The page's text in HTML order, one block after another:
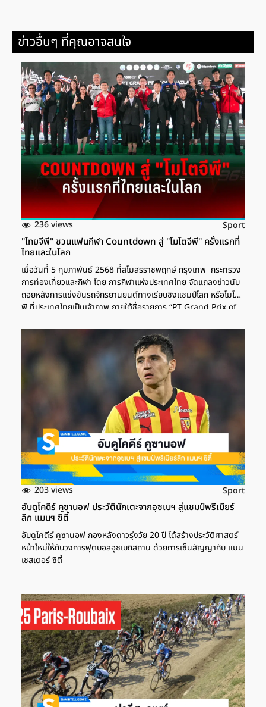
ข่าวอื่นๆ ที่คุณอาจสนใจ
236 views Sport
"ไทยจีพี" ชวนแฟนกีฬา Countdown สู่ "โมโตจีพี" ครั้งแรกที่
ไทยและในโลก
เมื่อวันที่ 5 กุมภาพันธ์ 2568 ที่สโมสรราชพฤกษ์ กรุงเทพ กระทรวง
การท่องเที่ยวและกีฬา โดย การกีฬาแห่งประเทศไทย จัดแถลงข่าวนับ
ถอยหลังการแข่งขันรถจักรยานยนต์ทางเรียบชิงแชมป์โลก หรือโมโตจี
พี ที่ประเทศไทยเป็นเจ้าภาพ ภายใต้ชื่อรายการ “PT Grand Prix of
สปอร์ตพรีเมียมที่มีผู้ชมมากกว่า 800 ล้านคนทั่วโลก ที่ไทยได้รับ
บทบาทสำคัญ คอนเทนต์แนะนำ "ไทยจีพี" พร้อมเปิดฤดูกาลโมโตจีพี
2025 บัตรแกรนด์สแตนด์ขายเกลี้ยงวันแรก "ไทยจีพี 2025" เปิด
ภาพ Key Visual สร้างไวรัลทั่วโลก โมโตจีพี สนามเปิดฤดูกาล ช่าง
ภาพพีพีทีวี "ไทยจีพี" ชวนแฟนกีฬา Countdown สู่ "โมโตจีพี" ครั้ง
แรกที่ไทยและในโลก ทั้งการแถลงเปิดฤดูกาล Season Premier ที่
One Bangkok กรุงเทพ […]
203 views Sport
อับดูโคดีร์ คูซานอฟ ประวัตินักเตะจากอุซเบฯ สู่แชมป์พรีเมียร์
ลีก แมนฯ ซิตี้
อับดูโคดีร์ คูซานอฟ กองหลังดาวรุ่งวัย 20 ปี ได้สร้างประวัติศาสตร์
หน้าใหม่ให้กับวงการฟุตบอลอุซเบกิสถาน ด้วยการเซ็นสัญญากับ แมน
เชสเตอร์ ซิตี้